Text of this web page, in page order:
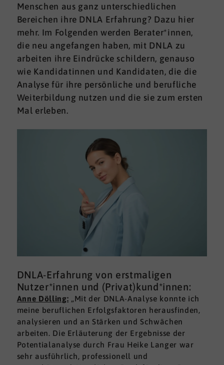
Menschen aus ganz unterschiedlichen
Bereichen ihre DNLA Erfahrung? Dazu hier
mehr. Im Folgenden werden Berater*innen,
die neu angefangen haben, mit DNLA zu
arbeiten ihre Eindrücke schildern, genauso
wie Kandidatinnen und Kandidaten, die die
Analyse für ihre persönliche und berufliche
Weiterbildung nutzen und die sie zum ersten
Mal erleben.
DNLA-Erfahrung von erstmaligen
Nutzer*innen und (Privat)kund*innen:
Anne Dölling: „Mit der DNLA-Analyse konnte ich
meine beruflichen Erfolgsfaktoren herausfinden,
analysieren und an Stärken und Schwächen
arbeiten. Die Erläuterung der Ergebnisse der
Potentialanalyse durch Frau Heike Langer war
sehr ausführlich, professionell und